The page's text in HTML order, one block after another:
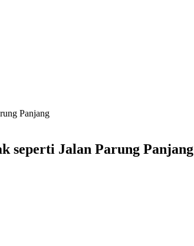
Panjang
seperti Jalan Parung Panjang